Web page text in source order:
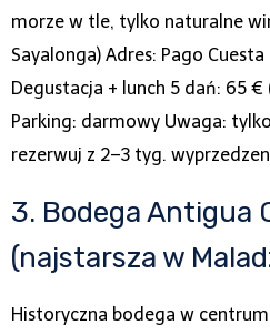
morze w tle, tylko naturalne
Sayalonga) Adres: Pago
Degustacja + lunch 5 dań: 65
Parking: darmowy Uwaga:
rezerwuj z 2–3 tyg.
3. Bodega Antigua
(najstarsza w
Historyczna bodega w